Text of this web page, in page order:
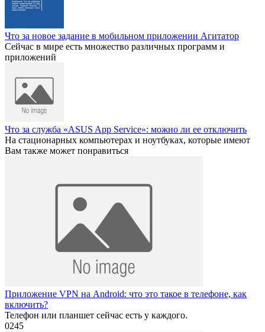
Что за новое задание в мобильном приложении Агитатор
Сейчас в мире есть множество различных программ и
приложений
Что за служба «ASUS App Service»: можно ли ее отключить
На стационарных компьютерах и ноутбуках, которые имеют
Вам также может понравиться
Приложение VPN на Android: что это такое в телефоне, как
включить?
Телефон или планшет сейчас есть у каждого.
0245